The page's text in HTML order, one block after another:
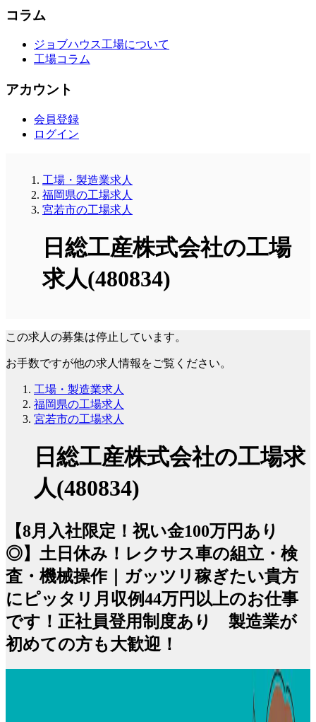
コラム
ジョブハウス工場について
工場コラム
アカウント
会員登録
ログイン
工場・製造業求人
福岡県の工場求人
宮若市の工場求人
日総工産株式会社の工場
求人(480834)
この求人の募集は停止しています。
お手数ですが他の求人情報をご覧ください。
工場・製造業求人
福岡県の工場求人
宮若市の工場求人
日総工産株式会社の工場求
人(480834)
【8月入社限定！祝い金100万円あり
◎】土日休み！レクサス車の組立・検
査・機械操作｜ガッツリ稼ぎたい貴方
にピッタリ月収例44万円以上のお仕事
です！正社員登用制度あり 製造業が
初めての方も大歓迎！